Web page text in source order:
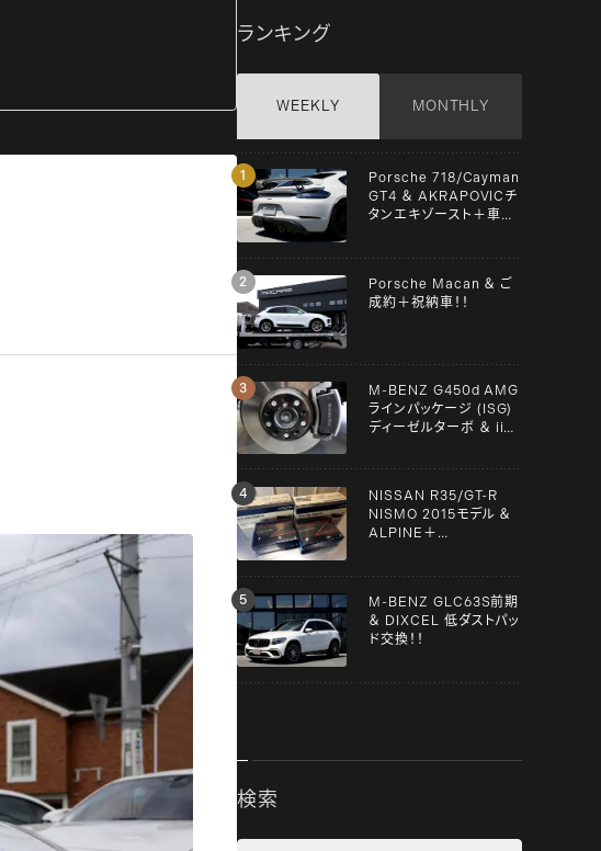
ランキング
WEEKLY MONTHLY
Porsche 718/Cayman
GT4 ＆ AKRAPOVICチ
タンエキゾースト＋車検
Porsche Macan ＆ ご
成約＋祝納車！！
M-BENZ G450d AMG
ラインパッケージ (ISG)
ディーゼルターボ ＆ iiD
NISSAN R35/GT-R
NISMO 2015モデル ＆
ALPINE＋
M-BENZ GLC63S前期
＆ DIXCEL 低ダストパッ
ド交換！！
検索